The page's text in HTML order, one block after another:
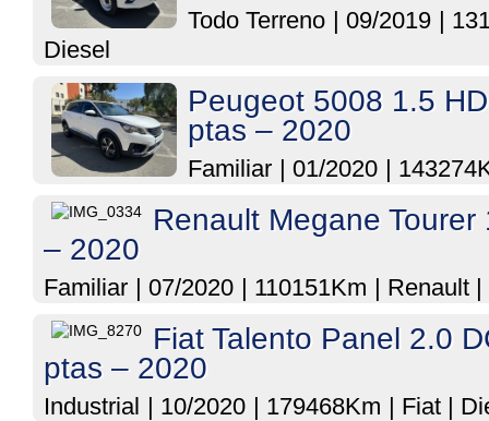
Todo Terreno | 09/2019 |
Diesel
Peugeot 5008 1.5
ptas – 2020
Familiar | 01/2020 |
Renault Megane Tourer
– 2020
Familiar | 07/2020 | 110151Km | Renault |
Fiat Talento Panel 2.0
ptas – 2020
Industrial | 10/2020 | 179468Km | Fiat |